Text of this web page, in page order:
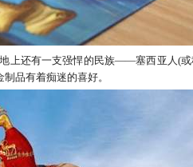
上还有一支强悍的民族——塞西亚人(
品有着痴迷的喜好。